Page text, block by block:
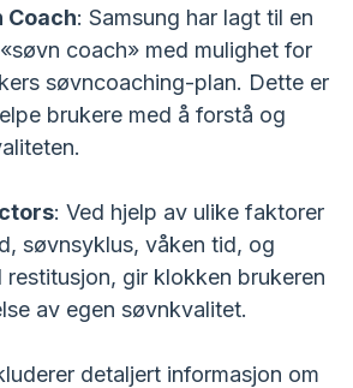
Coach: Samsung har lagt til en
coach» med mulighet for
søvncoaching-plan. Dette er
brukere med å forstå og
: Ved hjelp av ulike faktorer
søvnsyklus, våken tid, og
gir klokken brukeren
av egen søvnkvalitet.
detaljert informasjon om